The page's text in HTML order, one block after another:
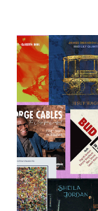
protagonistas: los
Jazz On
Working The
dependiente de la
es hacer sonar
pese a las
económico va a
situación